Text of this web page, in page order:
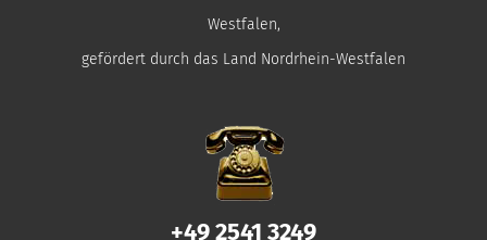
Westfalen,
gefördert durch das Land Nordrhein-Westfalen
+49 2541 3249